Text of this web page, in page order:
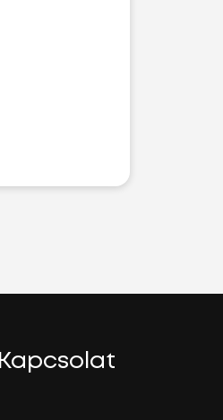
Kapcsolat